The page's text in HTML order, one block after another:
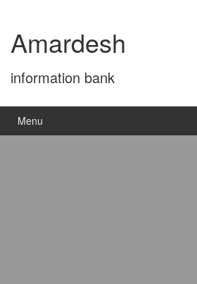
content
main
menuAmardesh
information bank
Menu